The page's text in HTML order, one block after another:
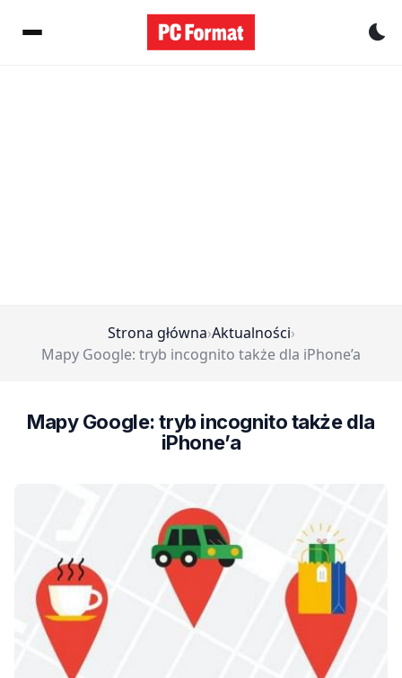
Strona główna›Aktualności›
Mapy Google: tryb incognito także dla iPhone’a
Mapy Google: tryb incognito także dla
iPhone’a